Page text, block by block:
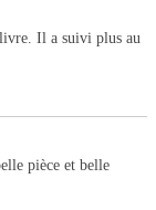
Il a suivi plus au
pièce et belle